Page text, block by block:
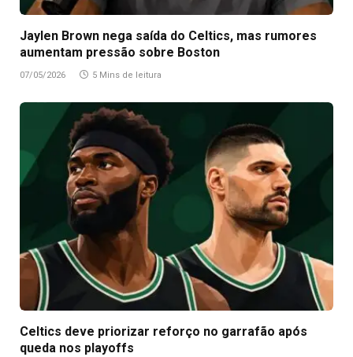
Jaylen Brown nega saída do Celtics, mas rumores
aumentam pressão sobre Boston
07/05/2026 5 Mins de leitura
Celtics deve priorizar reforço no garrafão após
queda nos playoffs